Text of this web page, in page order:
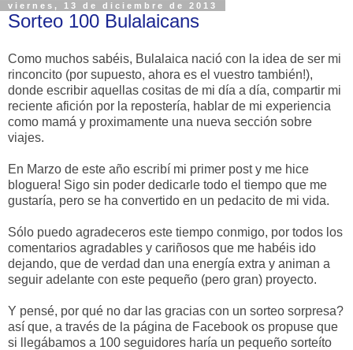
viernes, 13 de diciembre de 2013
Sorteo 100 Bulalaicans
Como muchos sabéis, Bulalaica nació con la idea de ser mi
rinconcito (por supuesto, ahora es el vuestro también!),
donde escribir aquellas cositas de mi día a día, compartir mi
reciente afición por la repostería, hablar de mi experiencia
como mamá y proximamente una nueva sección sobre
viajes.
En Marzo de este año escribí mi primer post y me hice
bloguera! Sigo sin poder dedicarle todo el tiempo que me
gustaría, pero se ha convertido en un pedacito de mi vida.
Sólo puedo agradeceros este tiempo conmigo, por todos los
comentarios agradables y cariñosos que me habéis ido
dejando, que de verdad dan una energía extra y animan a
seguir adelante con este pequeño (pero gran) proyecto.
Y pensé, por qué no dar las gracias con un sorteo sorpresa?
así que, a través de la página de Facebook os propuse que
si llegábamos a 100 seguidores haría un pequeño sorteíto